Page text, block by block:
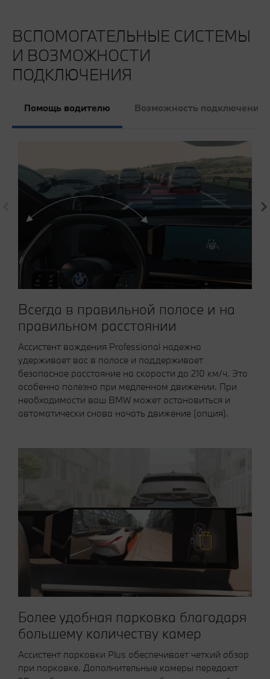
ВСПОМОГАТЕЛЬНЫЕ СИСТЕМЫ
И ВОЗМОЖНОСТИ
ПОДКЛЮЧЕНИЯ
Помощь водителю Возможность подключения
Всегда в правильной полосе и на
правильном расстоянии
Ассистент вождения Professional надежно
удерживает вас в полосе и поддерживает
безопасное расстояние на скорости до 210 км/ч. Это
особенно полезно при медленном движении. При
необходимости ваш BMW может остановиться и
автоматически снова начать движение (опция).
Более удобная парковка благодаря
большему количеству камер
Ассистент парковки Plus обеспечивает четкий обзор
при парковке. Дополнительные камеры передают